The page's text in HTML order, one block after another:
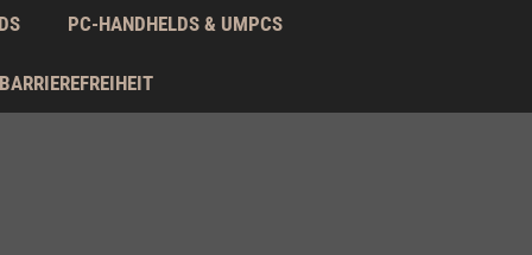
PC-HANDHELDS & UMPCS